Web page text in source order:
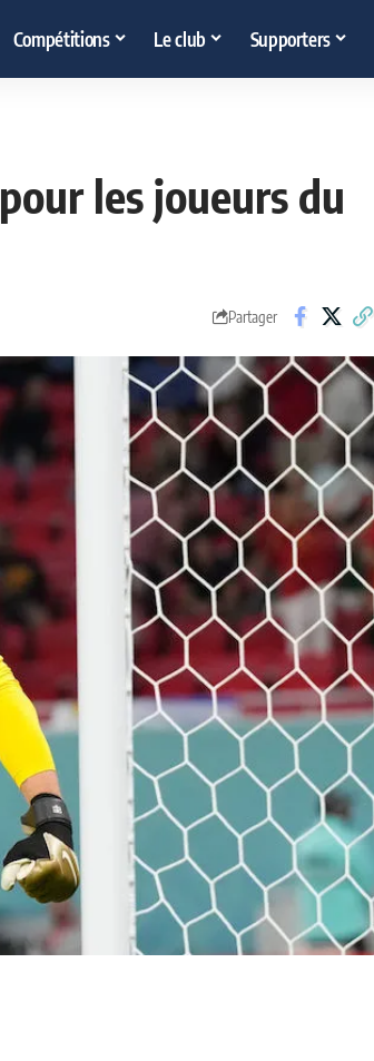
Compétitions Le club Supporters
les joueurs du
Partager